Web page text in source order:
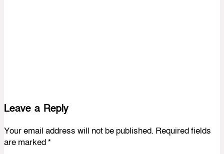
Leave a Reply
Your email address will not be published. Required fields
are marked*